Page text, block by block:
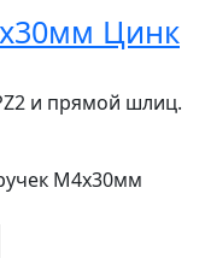
Цинк
и прямой шлиц.
М4х30мм